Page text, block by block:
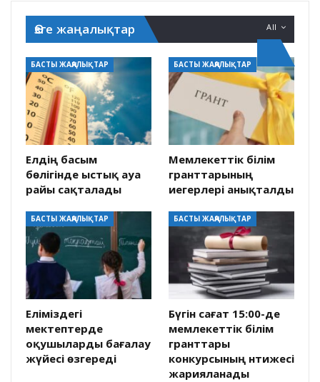
All
Өзге жаңалықтар
БАСТЫ ЖАҢАЛЫҚТАР
Елдің басым
бөлігінде ыстық ауа
райы сақталады
БАСТЫ ЖАҢАЛЫҚТАР
Мемлекеттік білім
гранттарының
иегерлері анықталды
БАСТЫ ЖАҢАЛЫҚТАР
Еліміздегі
мектептерде
оқушыларды бағалау
жүйесі өзгереді
БАСТЫ ЖАҢАЛЫҚТАР
Бүгін сағат 15:00-де
мемлекеттік білім
гранттары
конкурсының нәтижесі
жарияланады